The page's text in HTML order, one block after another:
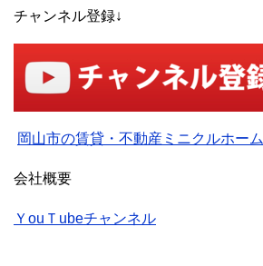
チャンネル登録↓
岡山市の賃貸・不動産ミニクルホーム
会社概要
ＹouＴubeチャンネル